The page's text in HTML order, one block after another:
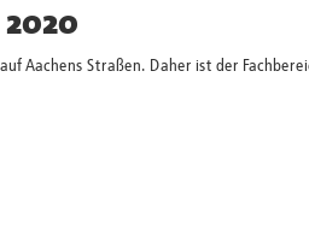
Aachens Straßen. Daher ist der